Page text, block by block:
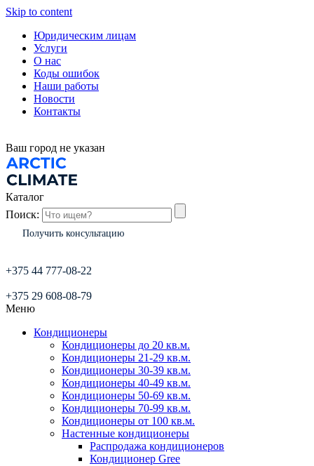
Skip to content
Юридическим лицам
Услуги
О нас
Коды ошибок
Наши работы
Новости
Контакты
Ваш город не указан
Каталог
Поиск:
Получить консультацию
+375 44 777-08-22
+375 29 608-08-79
Меню
Кондиционеры
Кондиционеры до 20 кв.м.
Кондиционеры 21-29 кв.м.
Кондиционеры 30-39 кв.м.
Кондиционеры 40-49 кв.м.
Кондиционеры 50-69 кв.м.
Кондиционеры 70-99 кв.м.
Кондиционеры от 100 кв.м.
Настенные кондиционеры
Распродажа кондиционеров
Кондиционер Gree